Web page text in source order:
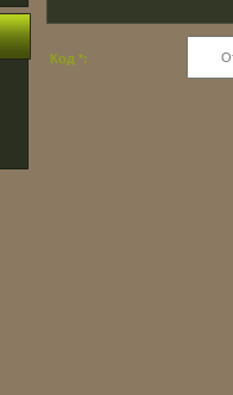
Код *: